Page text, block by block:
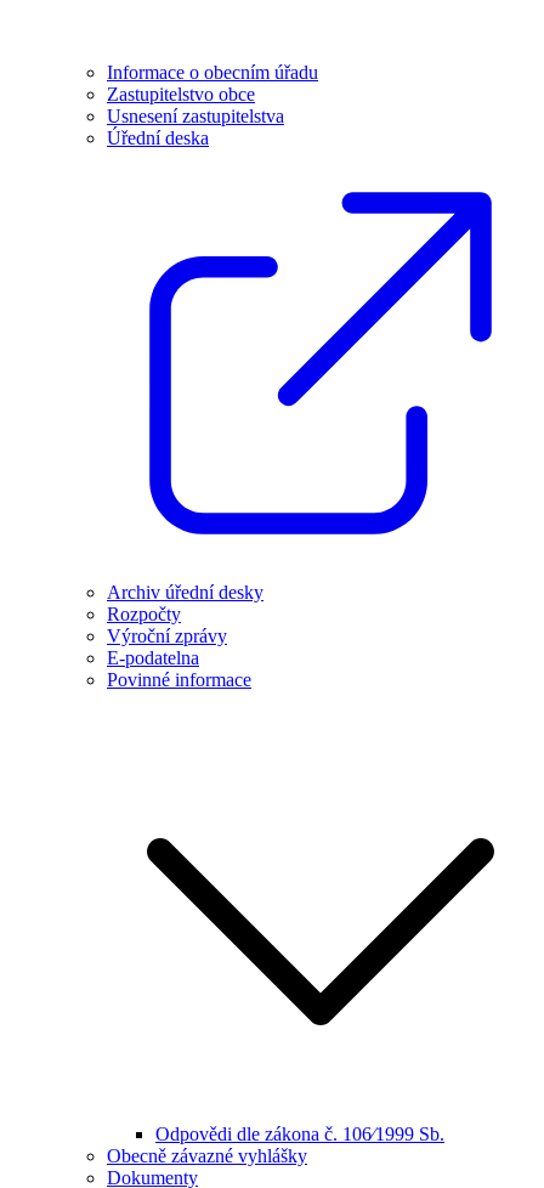
Informace o obecním úřadu
Zastupitelstvo obce
Usnesení zastupitelstva
Úřední deska
Archiv úřední desky
Rozpočty
Výroční zprávy
E-podatelna
Povinné informace
Odpovědi dle zákona č. 106⁄1999 Sb.
Obecně závazné vyhlášky
Dokumenty